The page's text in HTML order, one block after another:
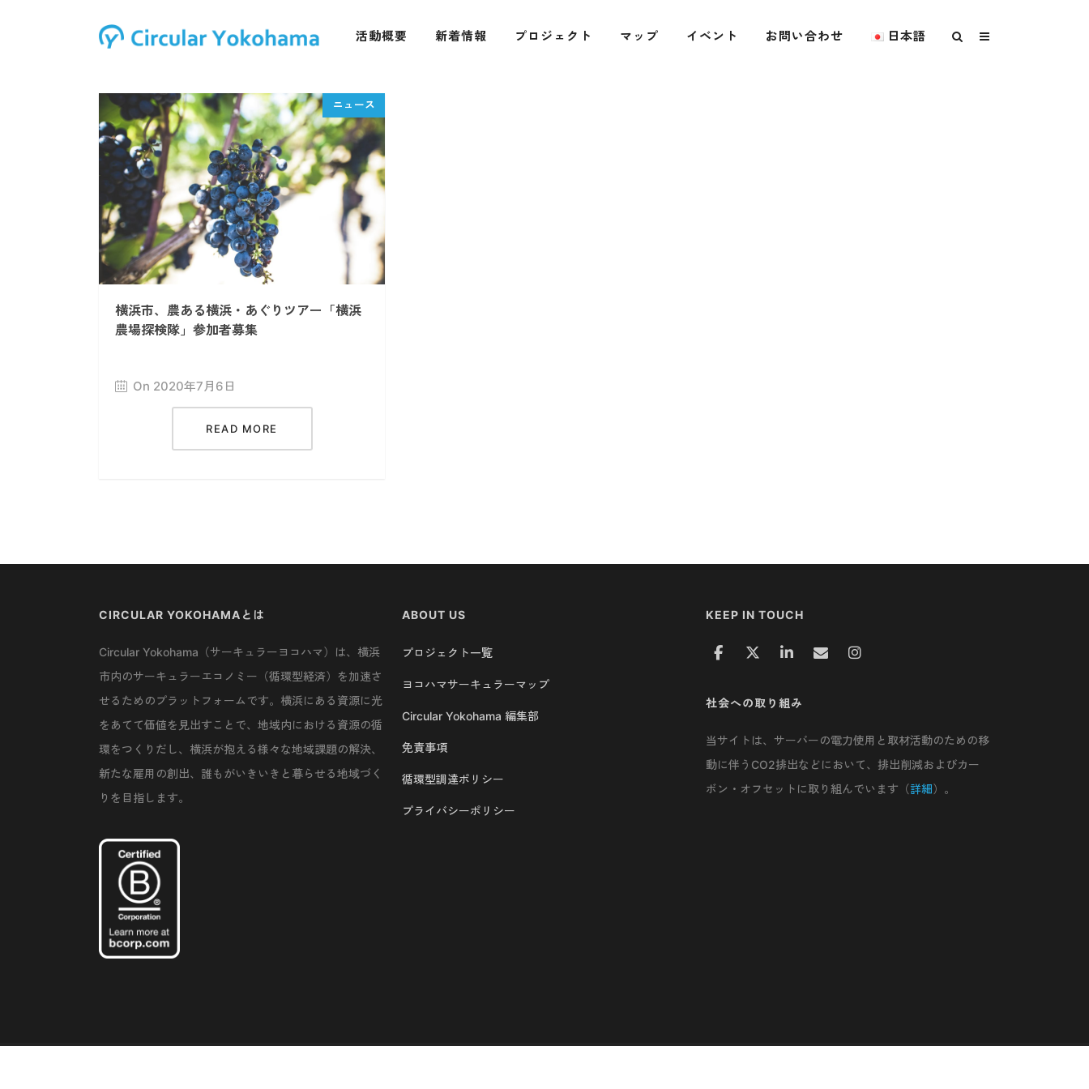
活動概要 新着情報 プロジェクト マップ イベント お問い合わせ 日本語
横浜市、農ある横浜・あぐりツアー「横浜
農場探検隊」参加者募集
On 2020年7月6日
READ MORE
CIRCULAR YOKOHAMAとは
Circular Yokohama（サーキュラーヨコハマ）は、横浜
市内のサーキュラーエコノミー（循環型経済）を加速さ
せるためのプラットフォームです。横浜にある資源に光
をあてて価値を見出すことで、地域内における資源の循
環をつくりだし、横浜が抱える様々な地域課題の解決、
新たな雇用の創出、誰もがいきいきと暮らせる地域づく
りを目指します。
ABOUT US
プロジェクト一覧
ヨコハマサーキュラーマップ
Circular Yokohama 編集部
免責事項
循環型調達ポリシー
プライバシーポリシー
KEEP IN TOUCH
社会への取り組み
当サイトは、サーバーの電力使用と取材活動のための移
動に伴うCO2排出などにおいて、排出削減およびカー
ボン・オフセットに取り組んでいます（詳細）。